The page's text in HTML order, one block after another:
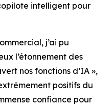
intelligent pour
j’ai pu
l’étonnement des
nos fonctions d’IA »,
positifs du
confiance pour